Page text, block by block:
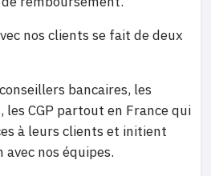
nos clients se fait de deux
bancaires, les
CGP partout en France qui
à leurs clients et initient
nos équipes.